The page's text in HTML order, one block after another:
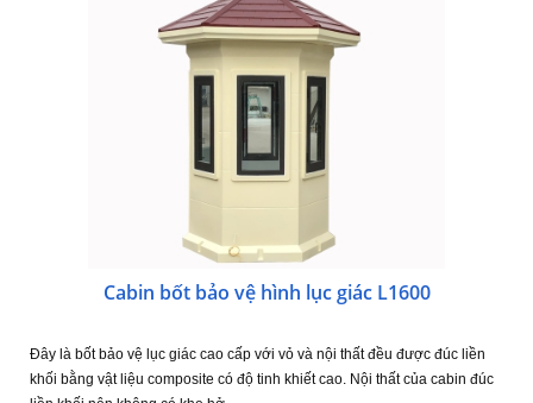
Cabin bốt bảo vệ hình lục giác L1600
Đây là bốt bảo vệ lục giác cao cấp với vỏ và nội thất đều được đúc liền
khối bằng vật liệu composite có độ tinh khiết cao. Nội thất của cabin đúc